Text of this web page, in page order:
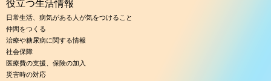
役立つ生活情報
日常生活、病気がある人が気をつけること
仲間をつくる
治療や糖尿病に関する情報
社会保障
医療費の支援、保険の加入
災害時の対応